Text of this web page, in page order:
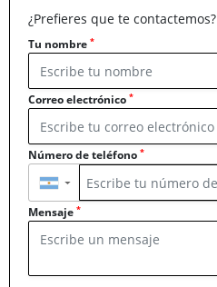
¿Prefieres que te contactemos?
Tu nombre *
Correo electrónico *
Número de teléfono *
▼
Mensaje *